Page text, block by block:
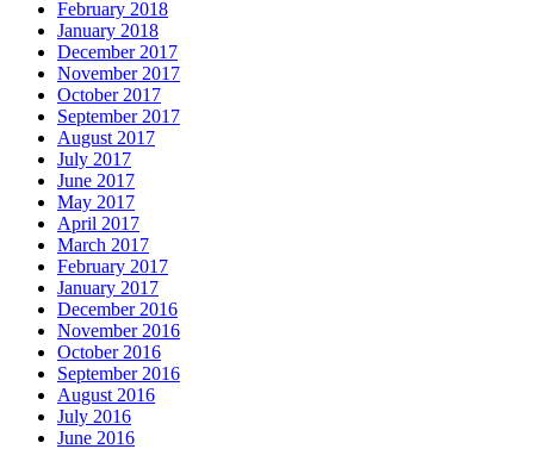
February 2018
January 2018
December 2017
November 2017
October 2017
September 2017
August 2017
July 2017
June 2017
May 2017
April 2017
March 2017
February 2017
January 2017
December 2016
November 2016
October 2016
September 2016
August 2016
July 2016
June 2016